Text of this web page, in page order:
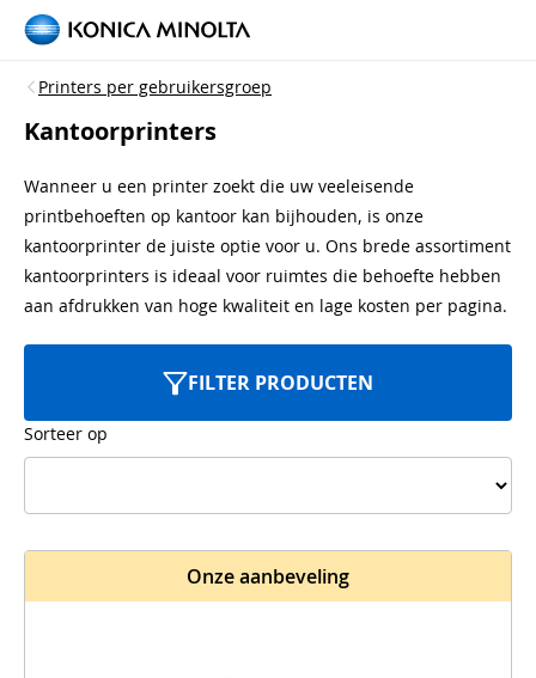
Printers per gebruikersgroep
Kantoorprinters
Wanneer u een printer zoekt die uw veeleisende
printbehoeften op kantoor kan bijhouden, is onze
kantoorprinter de juiste optie voor u. Ons brede assortiment
kantoorprinters is ideaal voor ruimtes die behoefte hebben
aan afdrukken van hoge kwaliteit en lage kosten per pagina.
FILTER PRODUCTEN
Sorteer op
Onze aanbeveling